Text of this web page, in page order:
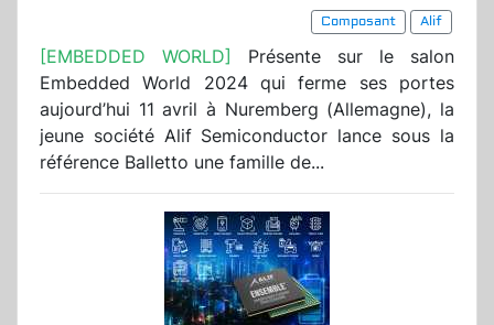
Composant
Alif
[EMBEDDED WORLD] Présente sur le salon
Embedded World 2024 qui ferme ses portes
aujourd’hui 11 avril à Nuremberg (Allemagne), la
jeune société Alif Semiconductor lance sous la
référence Balletto une famille de...